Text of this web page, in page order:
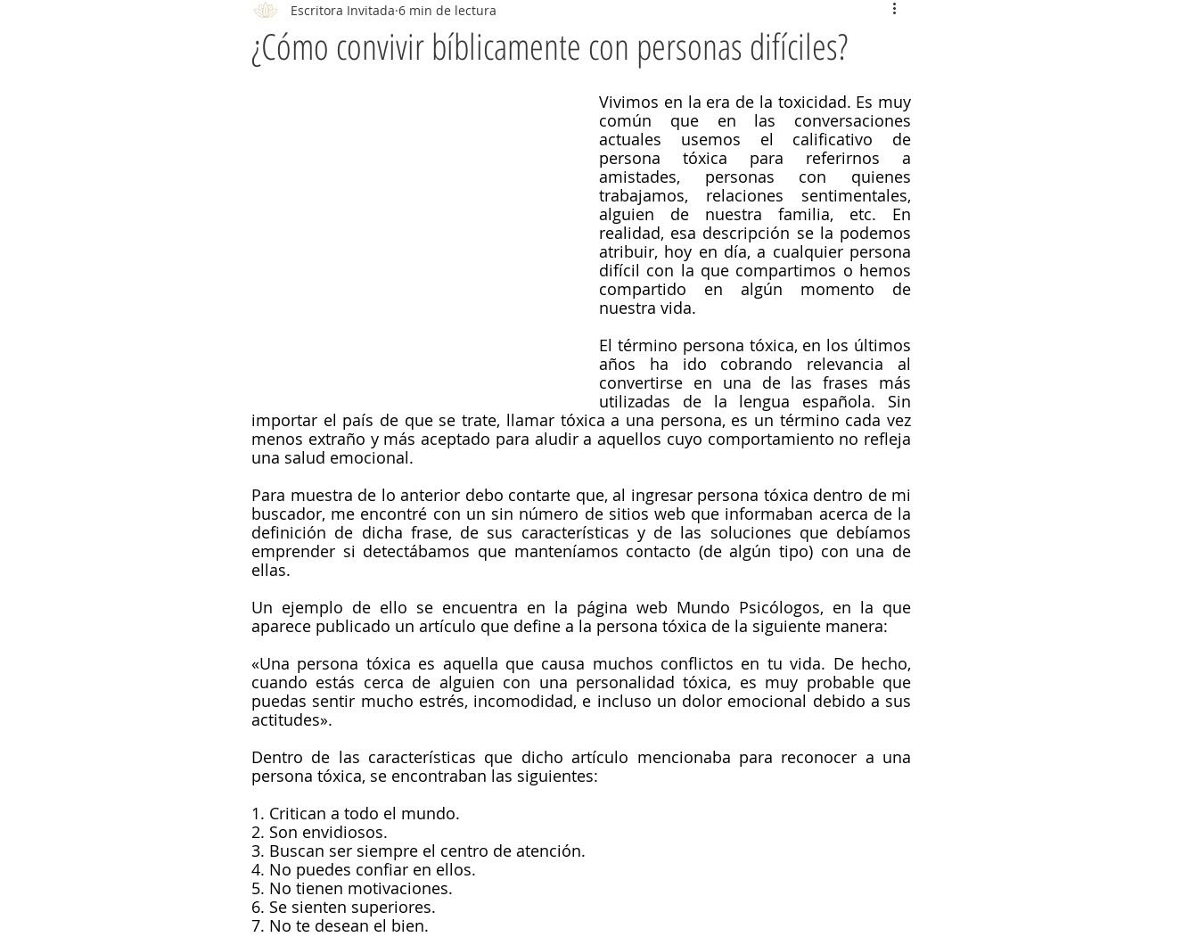
¿Cómo convivir bíblicamente con personas difíciles?
Escritora Invitada 6 min de lectura
Vivimos en la era de la toxicidad. Es muy
común que en las conversaciones
actuales usemos el calificativo de
persona tóxica para referirnos a
amistades, personas con quienes
trabajamos, relaciones sentimentales,
alguien de nuestra familia, etc. En
realidad, esa descripción se la podemos
atribuir, hoy en día, a cualquier persona
difícil con la que compartimos o hemos
compartido en algún momento de
nuestra vida.
El término persona tóxica, en los últimos
años ha ido cobrando relevancia al
convertirse en una de las frases más
utilizadas de la lengua española. Sin
importar el país de que se trate, llamar tóxica a una persona, es un término cada vez
menos extraño y más aceptado para aludir a aquellos cuyo comportamiento no refleja
una salud emocional.
Para muestra de lo anterior debo contarte que, al ingresar persona tóxica dentro de mi
buscador, me encontré con un sin número de sitios web que informaban acerca de la
definición de dicha frase, de sus características y de las soluciones que debíamos
emprender si detectábamos que manteníamos contacto (de algún tipo) con una de
ellas.
Un ejemplo de ello se encuentra en la página web Mundo Psicólogos, en la que
aparece publicado un artículo que define a la persona tóxica de la siguiente manera:
«Una persona tóxica es aquella que causa muchos conflictos en tu vida. De hecho,
cuando estás cerca de alguien con una personalidad tóxica, es muy probable que
puedas sentir mucho estrés, incomodidad, e incluso un dolor emocional debido a sus
actitudes».
Dentro de las características que dicho artículo mencionaba para reconocer a una
persona tóxica, se encontraban las siguientes:
1. Critican a todo el mundo.
2. Son envidiosos.
3. Buscan ser siempre el centro de atención.
4. No puedes confiar en ellos.
5. No tienen motivaciones.
6. Se sienten superiores.
7. No te desean el bien.